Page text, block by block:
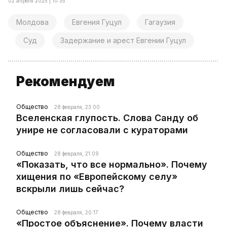
Молдова Евгения Гуцул Гагаузия
Суд Задержание и арест Евгении Гуцул
Рекомендуем
Общество 28 февраля, 23:00
Вселенская глупость. Слова Санду об
унире не согласовали с кураторами
Общество 28 февраля, 21:09
«Показать, что все нормально». Почему
хищения по «Европейскому селу»
вскрыли лишь сейчас?
Общество 28 февраля, 20:17
«Простое объяснение». Почему власти